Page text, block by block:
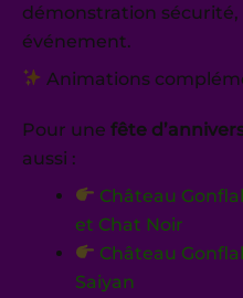
démonstration sécurité,
événement.
Animations
Pour une fête
aussi :
Château
et Chat Noir
Château
Saiyan